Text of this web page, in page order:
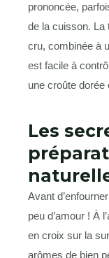
prononcée,
de la cuisson. La
cru, combinée à
est facile à
une croûte
Les
Avant
peu d’amour ! À
en croix sur la
arômes de bien